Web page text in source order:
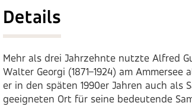
Details
Mehr als drei Jahrzehnte nutzte Alfred
Walter Georgi (1871–1924) am
er in den späten 1990er Jahren auch als
geeigneten Ort für seine bedeutende